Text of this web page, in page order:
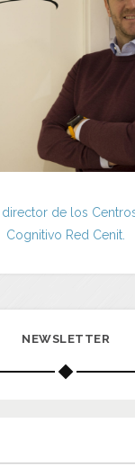
director de los
Cognitivo Red Cenit.
NEWSLETTER